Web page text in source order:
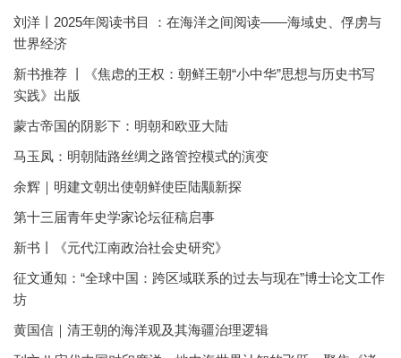
刘洋丨2025年阅读书目 ：在海洋之间阅读——海域史、俘虏与
世界经济
新书推荐 丨《焦虑的王权：朝鲜王朝“小中华”思想与历史书写
实践》出版
蒙古帝国的阴影下：明朝和欧亚大陆
马玉凤：明朝陆路丝绸之路管控模式的演变
余辉｜明建文朝出使朝鲜使臣陆颙新探
第十三届青年史学家论坛征稿启事
新书丨《元代江南政治社会史研究》
征文通知：“全球中国：跨区域联系的过去与现在”博士论文工作
坊
黄国信｜清王朝的海洋观及其海疆治理逻辑